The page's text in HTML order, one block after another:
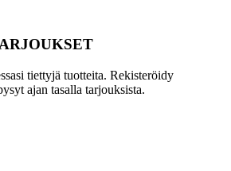
tiettyjä tuotteita. Rekisteröidy
ajan tasalla tarjouksista.